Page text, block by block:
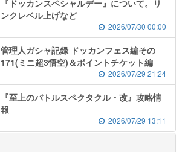
『ドッカンスペシャルデー』について。リ
ンクレベル上げなど
2026/07/30 00:00
管理人ガシャ記録 ドッカンフェス編その
171(ミニ超3悟空)＆ポイントチケット編
2026/07/29 21:24
『至上のバトルスペクタクル・改』攻略情
報
2026/07/29 13:11